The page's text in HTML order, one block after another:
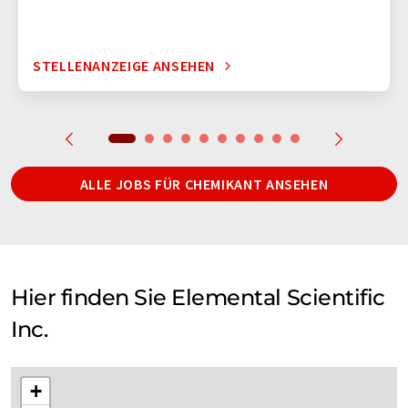
STELLENANZEIGE ANSEHEN
ALLE JOBS FÜR CHEMIKANT ANSEHEN
Hier finden Sie Elemental Scientific
Inc.
+